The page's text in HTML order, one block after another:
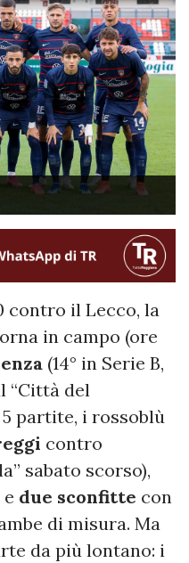
contro il Lecco, la
in campo (ore
(14° in Serie B,
“Città del
partite, i rossoblù
contro
sabato scorso),
due sconfitte con
di misura. Ma
da più lontano: i